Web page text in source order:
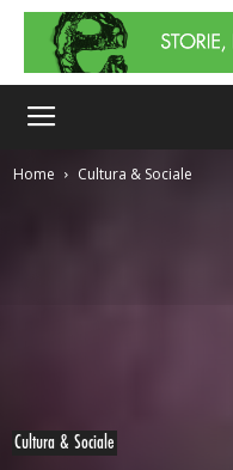
Home Cultura & Sociale
Cultura & Sociale